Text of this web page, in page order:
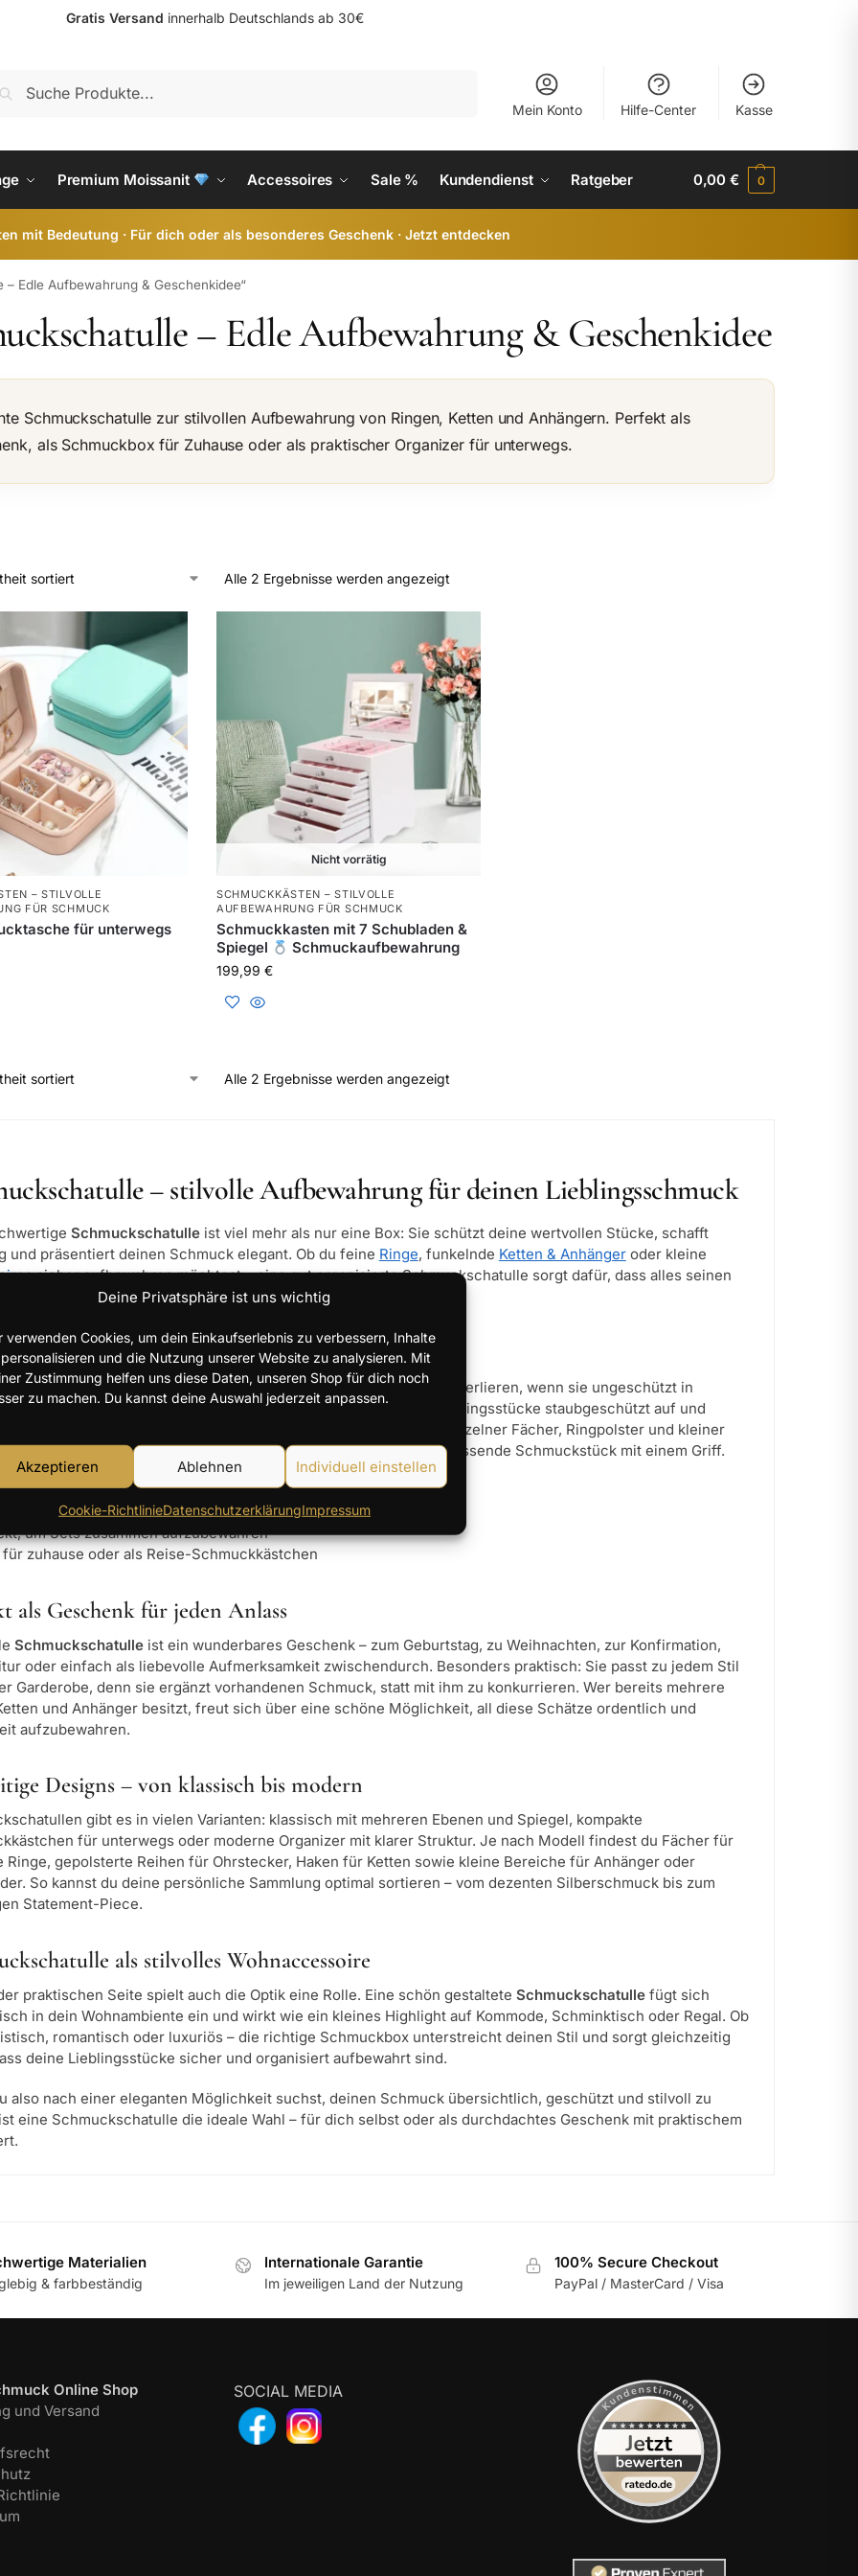
Deine Privatsphäre ist uns wichtig
verwenden Cookies, um dein Einkaufserlebnis zu verbessern, Inhalte
und die Nutzung unserer Website zu analysieren. Mit
Zustimmung helfen uns diese Daten, unseren Shop für dich noch
zu machen. Du kannst deine Auswahl jederzeit anpassen.
Akzeptieren Ablehnen Individuell einstellen
Cookie-RichtlinieDatenschutzerklärungImpressum
Gratis Versand innerhalb Deutschlands ab 30€
Mein Konto Hilfe-Center Kasse
Premium Moissanit Accessoires Sale % Kundendienst Ratgeber 0,00€ 0
mit Bedeutung · Für dich oder als besonderes Geschenk · Jetzt entdecken
Edle Aufbewahrung & Geschenkidee“
– Edle Aufbewahrung & Geschenkidee
Schmuckschatulle zur stilvollen Aufbewahrung von Ringen, Ketten und Anhängern. Perfekt als
als Schmuckbox für Zuhause oder als praktischer Organizer für unterwegs.
Alle 2 Ergebnisse werden angezeigt
– STILVOLLE
FÜR SCHMUCK
für unterwegs
Nicht vorrätig
SCHMUCKKÄSTEN – STILVOLLE
AUFBEWAHRUNG FÜR SCHMUCK
Schmuckkasten mit 7 Schubladen &
Spiegel
Schmuckaufbewahrung
199,99 €
Alle 2 Ergebnisse werden angezeigt
– stilvolle Aufbewahrung für deinen Lieblingsschmuck
Schmuckschatulleist viel mehr als nur eine Box: Sie schützt deine wertvollen Stücke, schafft
und präsentiert deinen Schmuck elegant. Ob du feine Ringe, funkelnde Ketten & Anhängeroder kleine
sicher aufbewahren möchtest – eine gut organisierte Schmuckschatulle sorgt dafür, dass alles seinen
hat.
eine Schmuckschatulle sinnvoll ist
können mit der Zeit verkratzen, anlaufen oder ihren Glanz verlieren, wenn sie ungeschützt in
oder auf Ablagen liegen. EineSchmuckboxbewahrt deine Lieblingsstücke staubgeschützt auf und
dass sich Ketten verknoten oder Ringe verloren gehen. Dank einzelner Fächer, Ringpolster und kleiner
Anhänger behältst du jederzeit den Überblick und findest das passende Schmuckstück mit einem Griff.
für Ringe, Ketten, Anhänger und Ohrringe
vor Staub, Kratzern und Licht
um Sets zusammen aufzubewahren
für zuhause oder als Reise-Schmuckkästchen
als Geschenk für jeden Anlass
Schmuckschatulleist ein wunderbares Geschenk – zum Geburtstag, zu Weihnachten, zur Konfirmation,
oder einfach als liebevolle Aufmerksamkeit zwischendurch. Besonders praktisch: Sie passt zu jedem Stil
Garderobe, denn sie ergänzt vorhandenen Schmuck, statt mit ihm zu konkurrieren. Wer bereits mehrere
und Anhänger besitzt, freut sich über eine schöne Möglichkeit, all diese Schätze ordentlich und
aufzubewahren.
Designs – von klassisch bis modern
gibt es in vielen Varianten: klassisch mit mehreren Ebenen und Spiegel, kompakte
für unterwegs oder moderne Organizer mit klarer Struktur. Je nach Modell findest du Fächer für
Ringe, gepolsterte Reihen für Ohrstecker, Haken für Ketten sowie kleine Bereiche für Anhänger oder
So kannst du deine persönliche Sammlung optimal sortieren – vom dezenten Silberschmuck bis zum
Statement-Piece.
als stilvolles Wohnaccessoire
praktischen Seite spielt auch die Optik eine Rolle. Eine schön gestaltete Schmuckschatullefügt sich
in dein Wohnambiente ein und wirkt wie ein kleines Highlight auf Kommode, Schminktisch oder Regal. Ob
romantisch oder luxuriös – die richtige Schmuckbox unterstreicht deinen Stil und sorgt gleichzeitig
deine Lieblingsstücke sicher und organisiert aufbewahrt sind.
also nach einer eleganten Möglichkeit suchst, deinen Schmuck übersichtlich, geschützt und stilvoll zu
eine Schmuckschatulle die ideale Wahl – für dich selbst oder als durchdachtes Geschenk mit praktischem
Materialien
& farbbeständig
Internationale Garantie
Im jeweiligen Land der Nutzung
100% Secure Checkout
PayPal / MasterCard / Visa
Online Shop
und Versand
SOCIAL MEDIA